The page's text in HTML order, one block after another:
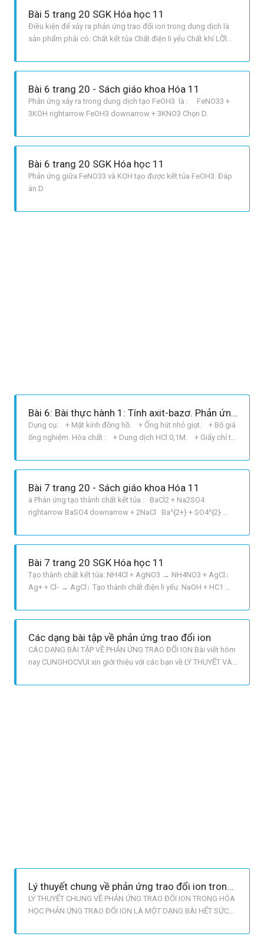
NH4NO3 + AgCl
Bài 5 trang 20 SGK Hóa học 11
Điều kiện để xảy ra phản ứng trao đổi ion trong dung dịch là
sản phẩm phải có: Chất kết tủa Chất điện li yếu Chất khí LỜI
dịch : a Fe2SO43 + 6NaOH → 2FeOH3↓ + 3Na2SO4 Fe3+ +
Ag+ → AgC
Bài 6 trang 20 - Sách giáo khoa Hóa 11
Phản ứng xảy ra trong dung dịch tạo FeOH3 là : FeNO33 +
3KOH ​​​​rightarrow FeOH3 downarrow + 3KNO3 Chọn D.
Bài 6 trang 20 SGK Hóa học 11
Phản ứng giữa FeNO33 và KOH tạo được kết tủa FeOH3. Đáp
án D
Bài 6: Bài thực hành 1: Tính axit-bazơ. Phản ứng trao đổi ion trong dung dịch các chất điện li
Dụng cụ: + Mặt kính đồng hồ. + Ống hút nhỏ giọt. + Bộ giá
ống nghiệm. Hóa chất : + Dung dịch HCl 0,1M. + Giấy chỉ thị
0,1M. + Dung dịch NaOH 0,1M. Cách tiến hành thí nghiệm: +
Bài 7 trang 20 - Sách giáo khoa Hóa 11
a Phản ứng tạo thành chất kết tủa : BaCl2 + Na2SO4 ​​​​
rightarrow BaSO4 downarrow + 2NaCl Ba^{2+} + SO4^{2} ​​​​
li yếu : HNO3 + CH3COOK ​​​​rightarrow CH3COOH + KNO3 H^+
Bài 7 trang 20 SGK Hóa học 11
Tạo thành chất kết tủa: NH4Cl + AgNO3 → NH4NO3 + AgCl↓
Ag+ + Cl‑ → AgCl↓ Tạo thành chất điện li yếu: NaOH + HC1 →
2HC1 → 2KC1 + CO2↑ + H2O 2H+ + CO32– → CO2↑ + H2O
Các dạng bài tập về phản ứng trao đổi ion
CÁC DẠNG BÀI TẬP VỀ PHẢN ỨNG TRAO ĐỔI ION Bài viết hôm
nay CUNGHOCVUI xin giới thiệu với các bạn về LÝ THUYẾT VÀ
ION LÀ GÌ? Trao đổi ion là phản ứng xảy ra thể hiện khi tất cả
Lý thuyết chung về phản ứng trao đổi ion trong hóa học
LÝ THUYẾT CHUNG VỀ PHẢN ỨNG TRAO ĐỔI ION TRONG HÓA
HỌC PHẢN ỨNG TRAO ĐỔI ION LÀ MỘT DẠNG BÀI HẾT SỨC
NÓ LẠI GÂY KHÔNG ÍT KHÓ KHĂN CHO HỌC SINH TRONG